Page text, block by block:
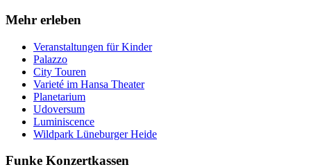
Mehr erleben
Veranstaltungen für Kinder
Palazzo
City Touren
Varieté im Hansa Theater
Planetarium
Udoversum
Luminiscence
Wildpark Lüneburger Heide
Funke Konzertkassen